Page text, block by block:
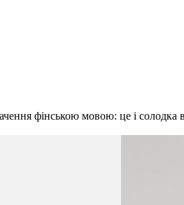
фінською мовою: це і солодка